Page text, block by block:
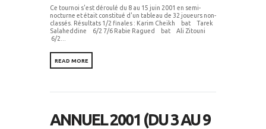
Ce tournoi s'est déroulé du 8 au 15 juin 2001 en semi-
nocturne et était constitué d'un tableau de 32 joueurs non-
classés. Résultats 1/2 finales : Karim Cheikh bat Tarek
Salaheddine 6/2 7/6 Rabie Ragued bat Ali Zitouni
6/2...
READ MORE
ANNUEL 2001 (DU 3 AU 9